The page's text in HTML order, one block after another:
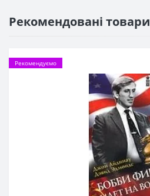
Рекомендовані товари
Рекомендуємо